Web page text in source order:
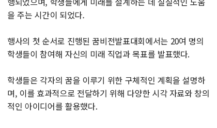
을 주는 시간이 되었다.
행사의 첫 순서로 진행된 꿈비전발표대회에서는 20여 명의
학생들이 참여해 자신의 미래 직업과 목표를 발표했다.
학생들은 각자의 꿈을 이루기 위한 구체적인 계획을 설명하
며, 이를 효과적으로 전달하기 위해 다양한 시각 자료와 창의
적인 아이디어를 활용했다.